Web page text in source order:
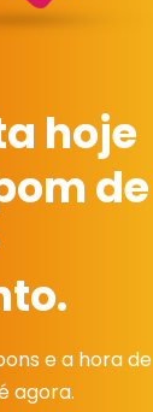
hoje
de
e a hora de
agora.